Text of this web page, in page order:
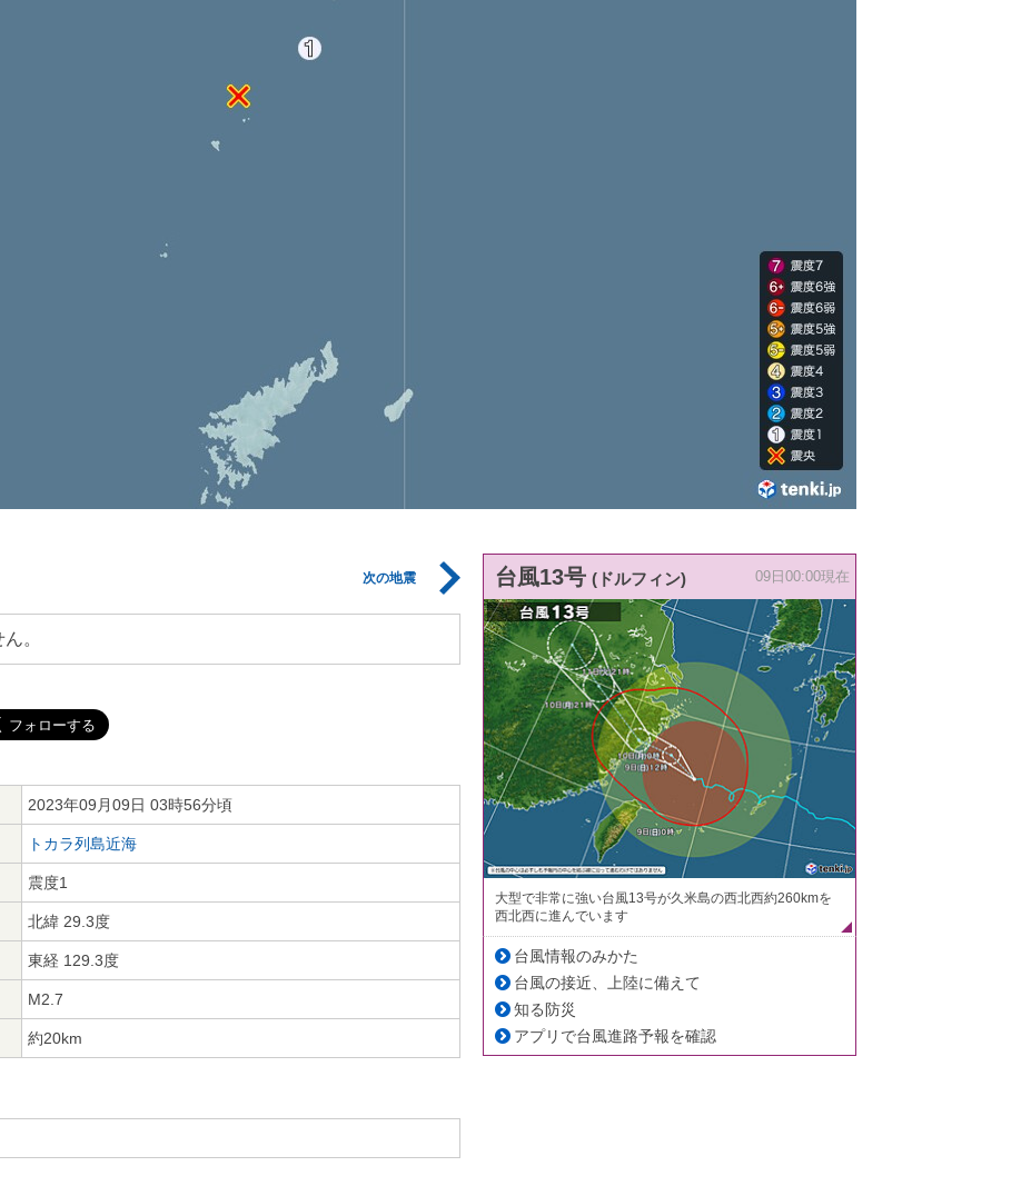
次の地震
。
2023年09月09日 03時56分頃
トカラ列島近海
震度1
北緯 29.3度
東経 129.3度
M2.7
約20km
台風13号 (ドルフィン) 09日00:00現在
大型で非常に強い台風13号が久米島の西北西約260kmを
西北西に進んでいます
台風情報のみかた
台風の接近、上陸に備えて
知る防災
アプリで台風進路予報を確認